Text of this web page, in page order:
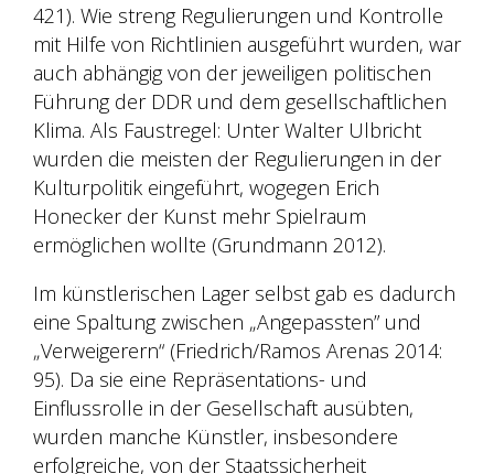
421). Wie streng Regulierungen und Kontrolle
mit Hilfe von Richtlinien ausgeführt wurden, war
auch abhängig von der jeweiligen politischen
Führung der DDR und dem gesellschaftlichen
Klima. Als Faustregel: Unter Walter Ulbricht
wurden die meisten der Regulierungen in der
Kulturpolitik eingeführt, wogegen Erich
Honecker der Kunst mehr Spielraum
ermöglichen wollte (Grundmann 2012).
Im künstlerischen Lager selbst gab es dadurch
eine Spaltung zwischen „Angepassten” und
„Verweigerern“ (Friedrich/Ramos Arenas 2014:
95). Da sie eine Repräsentations- und
Einflussrolle in der Gesellschaft ausübten,
wurden manche Künstler, insbesondere
erfolgreiche, von der Staatssicherheit